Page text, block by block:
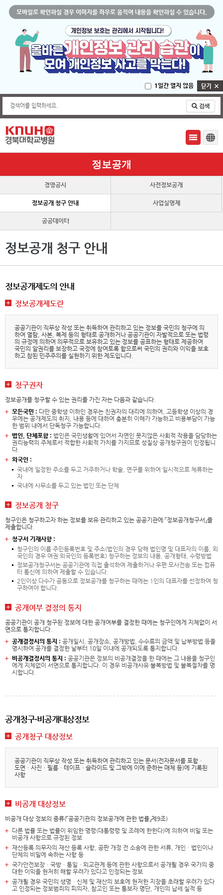
모바일로 확인하실 경우 이미지를 좌우로 움직여 내용을 확인하실 수 있습니다.
1일간 열지 않음
검색어를 입력하세요.
정보공개
경영공시 사전정보공개
정보공개 청구 안내 사업실명제
공공데이터
정보공개 청구 안내
정보공개제도의 안내
정보공개제도란
공공기관이 직무상 작성 또는 취득하여 관리하고 있는 정보를 국민의 청구에 의
하여 열람, 사본, 복제 등의 형태로 공개하거나 공공기관이 자발적으로 또는 법령
의 규정에 의하여 의무적으로 보유하고 있는 정보를 공표하는 형태로 제공하여
국민의 알권리를 보장하고 국정에 참여토록 함으로써 국민의 권리와 이익을 보호
하고 참된 민주주의를 실현하기 위한 제도입니다.
청구권자
정보공개를 청구할 수 있는 권리를 가진 자는 다음과 같습니다.
모든국민 : 다만 중학생 이하인 경우는 친권자의 대리에 의하여, 고등학생 이상의 경
우에는 공개제도의 취지, 내용 등에 대하여 충분히 이해가 가능하고 비용부담이 가능
한 범위 내에서 단독청구 가능합니다.
법인, 단체포함 : 법인은 국민생활에 있어서 자연인 못지않은 사회적 작용을 담당하는
권리능력의 주체로서 적합한 사회적 가치를 가지므로 성질상 공개청구권이 인정됩니
다.
외국인 :
국내에 일정한 주소를 두고 거주하거나 학술, 연구를 위하여 일시적으로 체류하는
자
국내에 사무소를 두고 있는 법인 또는 단체
정보공개 청구
청구인은 청구하고자 하는 정보를 보유·관리하고 있는 공공기관에 「정보공개청구서」를
제출합니다.
청구서 기재사항 :
청구인의 이름·주민등록번호 및 주소(법인의 경우 당해 법인명 및 대표자의 이름, 외
국인의 경우 여권·외국인의 등록번호) 청구하는 정보의 내용, 공개형태, 수령방법
정보공개청구서는 공공기관에 직접 출석하여 제출하거나 우편·모사전송 또는 컴퓨
터 통신에 의하여 제출할 수 있습니다.
2인이상 다수가 공동으로 정보공개를 청구하는 때에는 1인의 대표자를 선정하여 청
구하여야 합니다.
공개여부 결정의 통지
공공기관이 공개 청구된 정보에 대한 공개여부를 결정한 때에는 청구인에게 지체없이 서
면으로 통지합니다.
공개결정시의 통지 : 공개일시, 공개장소, 공개방법, 수수료의 금액 및 납부방법 등을
명시하여 공개를 결정한 날부터 10일 이내에 공개되도록 통지합니다.
비공개결정시의 통지 : 공공기관은 정보의 비공개결정을 한 때에는 그 내용을 청구인
에게 지체없이 서면으로 통지합니다. 이 경우 비공개사유·불복방법 및 불복절차를 명
시합니다.
공개청구·비공개대상정보
공개청구 대상정보
공공기관이 직무상 작성 또는 취득하여 관리하고 있는 문서(전자문서를 포함ㆍ
도면ㆍ사진ㆍ필름ㆍ테이프ㆍ슬라이드 및 그밖에 이에 준하는 매체 등)에 기록된
사항
비공개 대상정보
비공개 대상 정보의 종류(「공공기관의 정보공개에 관한 법률」제9조)
다른 법률 또는 법률이 위임한 명령(대통령령 및 조례에 한한다)에 의하여 비밀 또는
비공개 사항으로 규정된 정보
재산등록 의무자의 재산 등록 사항, 공판 개정 전 소송에 관한 서류, 개인ㆍ법인이나
단체의 비밀에 속하는 사항 등
국가안전보장ㆍ국방ㆍ통일ㆍ외교관계 등에 관한 사항으로서 공개될 경우 국가의 중
대한 이익을 현저히 해할 우려가 있다고 인정되는 정보
공개될 경우 국민의 생명ㆍ신체 및 재산의 보호에 현저한 지장을 초래할 우려가 있다
고 인정되는 정보범죄의 피의자, 참고인 또는 통보자 명단, 개인의 납세 실적 등